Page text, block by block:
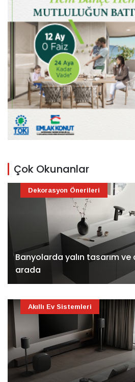
Çok Okunanlar
Banyolarda yalın tasarım ve
arada
Dekorasyon Önerileri
Akıllı Ev Sistemleri